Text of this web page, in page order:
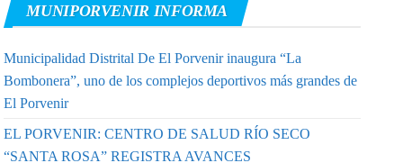
MUNIPORVENIR INFORMA
Municipalidad Distrital De El Porvenir inaugura “La
Bombonera”, uno de los complejos deportivos más grandes de
El Porvenir
EL PORVENIR: CENTRO DE SALUD RÍO SECO
“SANTA ROSA” REGISTRA AVANCES